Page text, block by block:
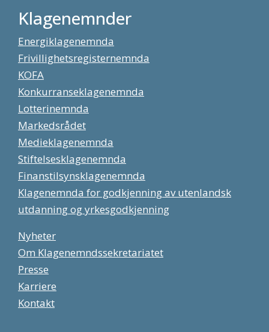
Klagenemnder
Energiklagenemnda
Frivillighetsregisternemnda
KOFA
Konkurranseklagenemnda
Lotterinemnda
Markedsrådet
Medieklagenemnda
Stiftelsesklagenemnda
Finanstilsynsklagenemnda
Klagenemnda for godkjenning av utenlandsk
utdanning og yrkesgodkjenning
Nyheter
Om Klagenemndssekretariatet
Presse
Karriere
Kontakt